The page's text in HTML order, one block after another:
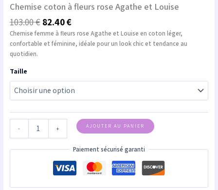
Chemise coton à fleurs rose Agathe et Louise
103.00€ 82.40€
Chemise femme à fleurs rose Agathe et Louise en coton léger,
confortable et féminine, idéale pour un look chic et tendance au
quotidien.
Taille
- + AJOUTER AU PANIER
Paiement sécurisé garanti